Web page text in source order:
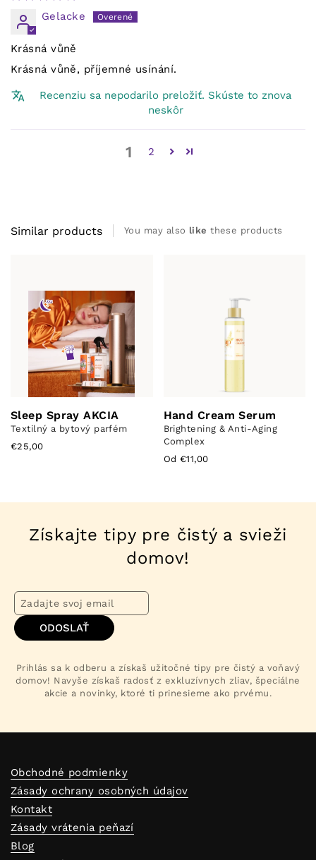
Gelacke
Krásná vůně
Krásná vůně, příjemné usínání.
Recenziu sa nepodarilo preložiť. Skúste to znova
neskôr
1 2
Similar products You may also like these products
Sleep Spray AKCIA
Textilný a bytový parfém
€25,00
Hand Cream Serum
Brightening & Anti-Aging
Complex
Od €11,00
Získajte tipy pre čistý a svieži
domov!
ODOSLAŤ
Prihlás sa k odberu a získaš užitočné tipy pre čistý a voňavý
domov! Navyše získaš radosť z exkluzívnych zliav, špeciálne
akcie a novinky, ktoré ti prinesieme ako prvému.
Obchodné podmienky
Zásady ochrany osobných údajov
Kontakt
Zásady vrátenia peňazí
Blog